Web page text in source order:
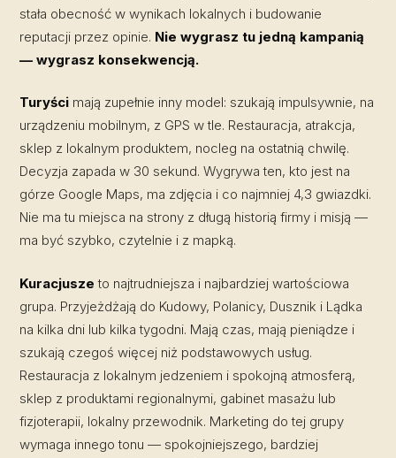
stała obecność w wynikach lokalnych i budowanie
reputacji przez opinie. Nie wygrasz tu jedną kampanią
— wygrasz konsekwencją.
Turyści mają zupełnie inny model: szukają impulsywnie, na
urządzeniu mobilnym, z GPS w tle. Restauracja, atrakcja,
sklep z lokalnym produktem, nocleg na ostatnią chwilę.
Decyzja zapada w 30 sekund. Wygrywa ten, kto jest na
górze Google Maps, ma zdjęcia i co najmniej 4,3 gwiazdki.
Nie ma tu miejsca na strony z długą historią firmy i misją —
ma być szybko, czytelnie i z mapką.
Kuracjusze to najtrudniejsza i najbardziej wartościowa
grupa. Przyjeżdżają do Kudowy, Polanicy, Dusznik i Lądka
na kilka dni lub kilka tygodni. Mają czas, mają pieniądze i
szukają czegoś więcej niż podstawowych usług.
Restauracja z lokalnym jedzeniem i spokojną atmosferą,
sklep z produktami regionalnymi, gabinet masażu lub
fizjoterapii, lokalny przewodnik. Marketing do tej grupy
wymaga innego tonu — spokojniejszego, bardziej